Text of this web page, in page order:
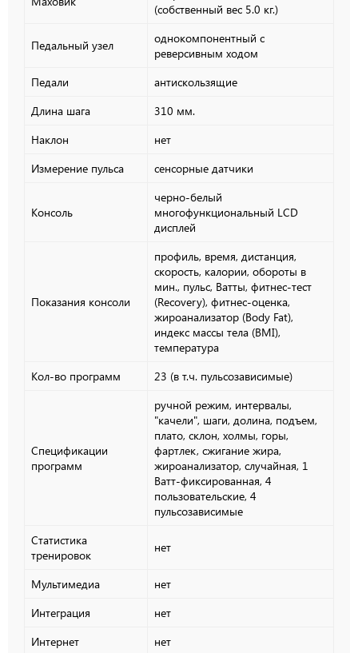
(собственный вес 5.0 кг.)
Педальный узел
однокомпонентный с
реверсивным ходом
Педали
антискользящие
Длина шага
310 мм.
Наклон
нет
Измерение пульса
сенсорные датчики
Консоль
черно-белый
многофункциональный LCD
дисплей
Показания консоли
профиль, время, дистанция,
скорость, калории, обороты в
мин., пульс, Ватты, фитнес-тест
(Recovery), фитнес-оценка,
жироанализатор (Body Fat),
индекс массы тела (BMI),
температура
Кол-во программ
23 (в т.ч. пульсозависимые)
Спецификации
программ
ручной режим, интервалы,
"качели", шаги, долина, подъем,
плато, склон, холмы, горы,
фартлек, сжигание жира,
жироанализатор, случайная, 1
Ватт-фиксированная, 4
пользовательские, 4
пульсозависимые
Статистика
тренировок
нет
Мультимедиа
нет
Интеграция
нет
Интернет
нет